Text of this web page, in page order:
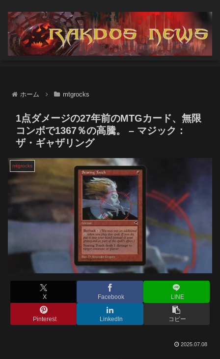
ホーム mtgrocks
1点ダメージの27年前のMTGカード、無限
コンボで1367％の高騰。 – マジック：
ザ・ギャザリング
mtgrocks
X Facebook LINE
Pinterest LinkedIn コピー
2025.07.08